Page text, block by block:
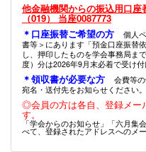
他金融機関からの振込用口
（019） 当座0087773
＊口座振替ご希望の方
個人
書等＞にあります「預金口座振替
し、押印したものを学会事務局ま
度）分は2026年9月末必着で受け付
＊領収書が必要な方
会費等
宛名・送付先をお知らせください。
◎会員の方は各自、登録メー
す。
「学会からのお知らせ」「六月集
べて、登録されたアドレスへのメ